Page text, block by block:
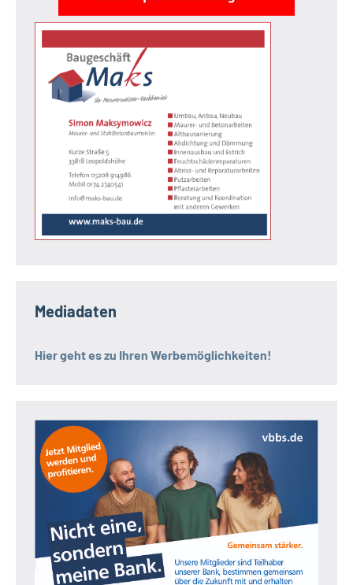
Mediadaten
Hier geht es zu Ihren Werbemöglichkeiten!